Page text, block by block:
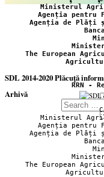
Ministerul
Agenția
Agenția de Plăți
The European
RRN -
SDL 2014-2020 Plăcuță
Arhivă
Search
for:
Ministerul
Agenția pentru
Agenția de Plăți
The European